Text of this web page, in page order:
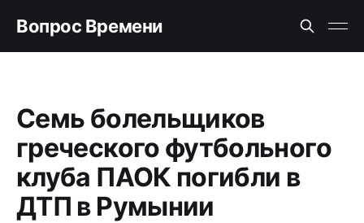
Вопрос Времени
Семь болельщиков
греческого футбольного
клуба ПАОК погибли в
ДТП в Румынии